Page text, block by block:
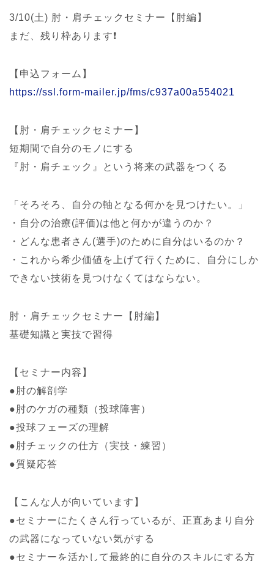
3/10(土) 肘・肩チェックセミナー【肘編】
まだ、残り枠あります❗️
【申込フォーム】
https://ssl.form-mailer.jp/fms/c937a00a554021
【肘・肩チェックセミナー】
短期間で自分のモノにする
『肘・肩チェック』という将来の武器をつくる
「そろそろ、自分の軸となる何かを見つけたい。」
・自分の治療(評価)は他と何かが違うのか？
・どんな患者さん(選手)のために自分はいるのか？
・これから希少価値を上げて行くために、自分にしか
できない技術を見つけなくてはならない。
肘・肩チェックセミナー【肘編】
基礎知識と実技で習得
【セミナー内容】
●肘の解剖学
●肘のケガの種類（投球障害）
●投球フェーズの理解
●肘チェックの仕方（実技・練習）
●質疑応答
【こんな人が向いています】
●セミナーにたくさん行っているが、正直あまり自分
の武器になっていない気がする
●セミナーを活かして最終的に自分のスキルにする方